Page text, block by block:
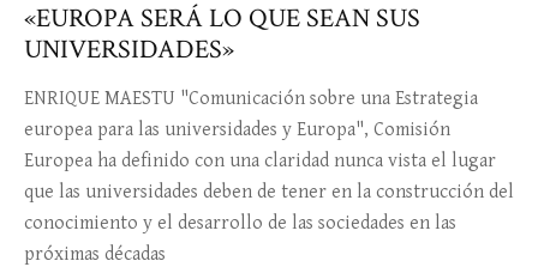
«EUROPA SERÁ LO QUE SEAN SUS
UNIVERSIDADES»
ENRIQUE MAESTU "Comunicación sobre una Estrategia
europea para las universidades y Europa", Comisión
Europea ha definido con una claridad nunca vista el lugar
que las universidades deben de tener en la construcción del
conocimiento y el desarrollo de las sociedades en las
próximas décadas